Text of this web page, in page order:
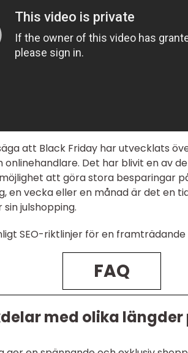
att Black Friday har utvecklats
Det har blivit en av
att göra stora besparingar
en vecka eller en månad är det en
julshopping.
SEO-riktlinjer för en
FAQ
med olika längder